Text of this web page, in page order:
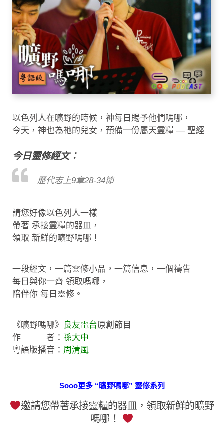
以色列人在曠野的時候，神每日賜予他們嗎哪，
今天，神也為祂的兒女，預備一份屬天靈糧 — 聖經
今日靈修經文：
歷代志上9章28-34節
請您好像以色列人一樣
帶著 承接靈糧的器皿，
領取 新鮮的曠野嗎哪！
一段經文，一篇靈修小品，一篇信息，一個禱告
每日與你一齊 領取嗎哪，
陪伴你 每日靈修。
《曠野嗎哪》 良友電台原創節目
作 者： 孫大中
粵語版播音： 周清風
Sooo更多 “曠野嗎哪” 靈修系列
邀請您帶著承接靈糧的器皿，領取新鮮的曠野
嗎哪！